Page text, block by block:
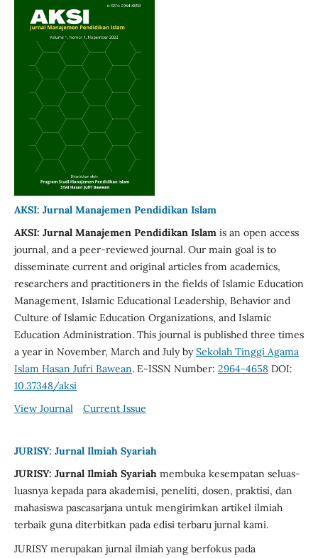
AKSI: Jurnal Manajemen Pendidikan Islam
AKSI: Jurnal Manajemen Pendidikan Islamis an open access
journal, and a peer-reviewed journal. Our main goal is to
disseminate current and original articles from academics,
researchers and practitioners in the fields of Islamic Education
Management, Islamic Educational Leadership, Behavior and
Culture of Islamic Education Organizations, and Islamic
Education Administration. This journal is published three times
a year in November, March and July bySekolah Tinggi Agama
Islam Hasan Jufri Bawean. E-ISSN Number: 2964-4658DOI:
10.37348/aksi
View Journal
Current Issue
JURISY: Jurnal Ilmiah Syariah
JURISY: Jurnal Ilmiah Syariah membuka kesempatan seluas-
luasnya kepada para akademisi, peneliti, dosen, praktisi, dan
mahasiswa pascasarjana untuk mengirimkan artikel ilmiah
terbaik guna diterbitkan pada edisi terbaru jurnal kami.
JURISY merupakan jurnal ilmiah yang berfokus pada